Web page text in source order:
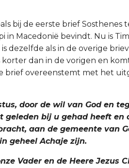
bij de eerste brief Sosthenes
in Macedonië bevindt. Nu is
dezelfde als in de overige
dan in de vorigen en
brief overeenstemt met het
door de wil van God en
geleden bij u gehad heeft en
aan de gemeente van
geheel Achaje zijn.
Vader en de Heere Jezus